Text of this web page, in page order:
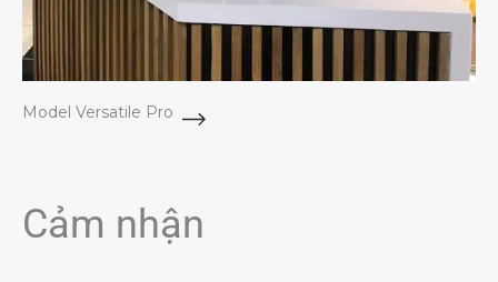
Model Versatile Pro
Cảm nhận